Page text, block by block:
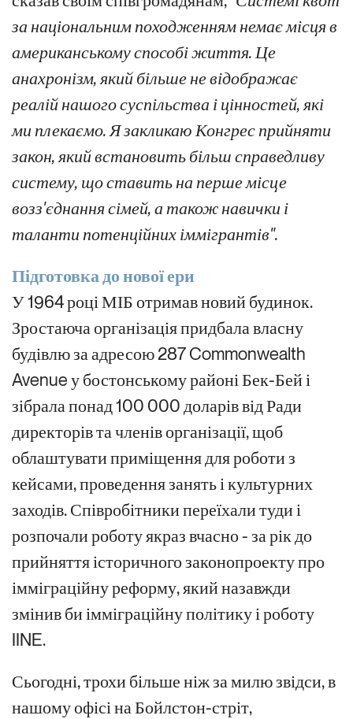
за національним походженням немає місця в
американському способі життя. Це
анахронізм, який більше не відображає
реалій нашого суспільства і цінностей, які
ми плекаємо. Я закликаю Конгрес прийняти
закон, який встановить більш справедливу
систему, що ставить на перше місце
возз'єднання сімей, а також навички і
таланти потенційних іммігрантів".
Підготовка до нової ери
У 1964 році МІБ отримав новий будинок.
Зростаюча організація придбала власну
будівлю за адресою 287 Commonwealth
Avenue у бостонському районі Бек-Бей і
зібрала понад 100 000 доларів від Ради
директорів та членів організації, щоб
облаштувати приміщення для роботи з
кейсами, проведення занять і культурних
заходів. Співробітники переїхали туди і
розпочали роботу якраз вчасно - за рік до
прийняття історичного законопроекту про
імміграційну реформу, який назавжди
змінив би імміграційну політику і роботу
IINE.
Сьогодні, трохи більше ніж за милю звідси, в
нашому офісі на Бойлстон-стріт,